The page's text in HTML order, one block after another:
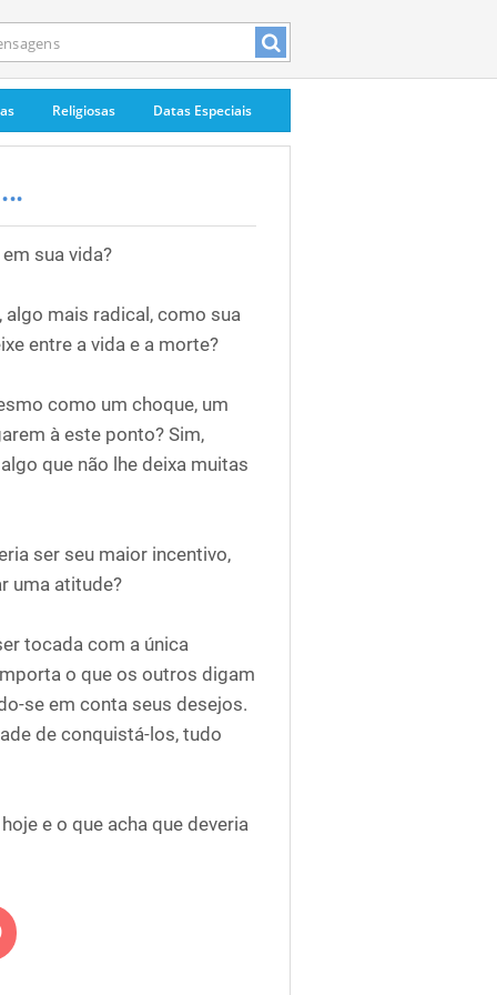
Religiosas Datas Especiais
sua vida?
algo mais radical, como sua
entre a vida e a morte?
como um choque, um
à este ponto? Sim,
que não lhe deixa muitas
ser seu maior incentivo,
uma atitude?
tocada com a única
o que os outros digam
se em conta seus desejos.
de conquistá-los, tudo
e o que acha que deveria